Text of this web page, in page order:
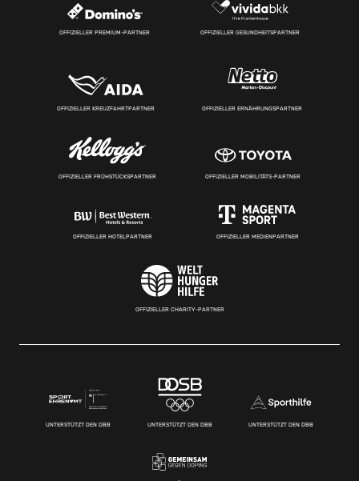
OFFIZIELLER PREMIUM-PARTNER OFFIZIELLER GESUNDHEITSPARTNER
OFFIZIELLER KREUZFAHRTPARTNER OFFIZIELLER ERNÄHRUNGSPARTNER
OFFIZIELLER FRÜHSTÜCKSPARTNER OFFIZIELLER MOBILITÄTS-PARTNER
OFFIZIELLER HOTELPARTNER OFFIZIELLER MEDIENPARTNER
OFFIZIELLER CHARITY-PARTNER
UNTERSTÜTZT DEN DBB UNTERSTÜTZT DEN DBB UNTERSTÜTZT DEN DBB